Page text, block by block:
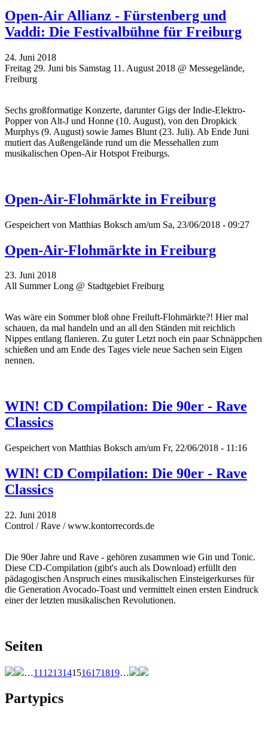
Open-Air Allianz - Fürstenberg und
Vaddi: Die Festivalbühne für Freiburg
24. Juni 2018
Freitag 29. Juni bis Samstag 11. August 2018 @ Messegelände,
Freiburg
Sechs großformatige Konzerte, darunter Gigs der Indie-Elektro-
Popper von Alt-J und Honne (10. August), von den Dropkick
Murphys (9. August) sowie James Blunt (23. Juli). Ab Ende Juni
mutiert das Außengelände rund um die Messehallen zum
musikalischen Open-Air Hotspot Freiburgs.
Open-Air-Flohmärkte in Freiburg
Gespeichert von Matthias Boksch am/um Sa, 23/06/2018 - 09:27
Open-Air-Flohmärkte in Freiburg
23. Juni 2018
All Summer Long @ Stadtgebiet Freiburg
Was wäre ein Sommer bloß ohne Freiluft-Flohmärkte?! Hier mal
schauen, da mal handeln und an all den Ständen mit reichlich
Nippes entlang flanieren. Zu guter Letzt noch ein paar Schnäppchen
schießen und am Ende des Tages viele neue Sachen sein Eigen
nennen.
WIN! CD Compilation: Die 90er - Rave
Classics
Gespeichert von Matthias Boksch am/um Fr, 22/06/2018 - 11:16
WIN! CD Compilation: Die 90er - Rave
Classics
22. Juni 2018
Control / Rave / www.kontorrecords.de
Die 90er Jahre und Rave - gehören zusammen wie Gin und Tonic.
Diese CD-Compilation (gibt's auch als Download) erfüllt den
pädagogischen Anspruch eines musikalischen Einsteigerkurses für
die Generation Avocado-Toast und vermittelt einen ersten Eindruck
einer der letzten musikalischen Revolutionen.
Seiten
…11 1213141516171819…
Partypics